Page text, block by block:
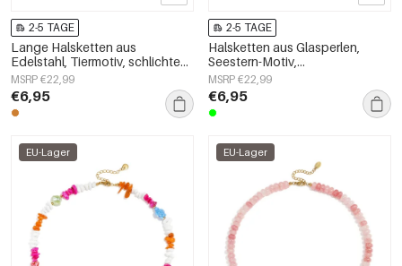
2-5 TAGE
Lange Halsketten aus
Edelstahl, Tiermotiv, schlichte
Alltags-Serie, Damenschmuck
MSRP €22,99
€6,95
2-5 TAGE
Halsketten aus Glasperlen,
Seestern-Motiv,
Urlaubs-/Strand-Romantik-Serie,
Damenschmuck
MSRP €22,99
€6,95
EU-Lager EU-Lager